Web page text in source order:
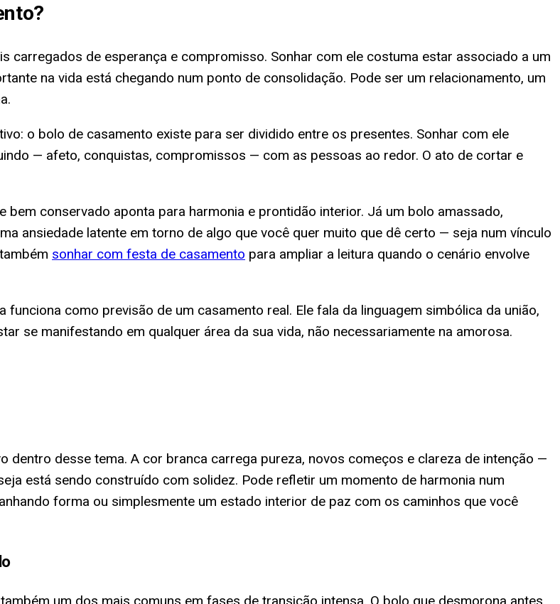
?
carregados de esperança e compromisso. Sonhar com ele costuma estar associado a um
na vida está chegando num ponto de consolidação. Pode ser um relacionamento, um
o bolo de casamento existe para ser dividido entre os presentes. Sonhar com ele
— afeto, conquistas, compromissos — com as pessoas ao redor. O ato de cortar e
conservado aponta para harmonia e prontidão interior. Já um bolo amassado,
ansiedade latente em torno de algo que você quer muito que dê certo — seja num vínculo
sonhar com festa de casamento para ampliar a leitura quando o cenário envolve
como previsão de um casamento real. Ele fala da linguagem simbólica da união,
se manifestando em qualquer área da sua vida, não necessariamente na amorosa.
dentro desse tema. A cor branca carrega pureza, novos começos e clareza de intenção —
está sendo construído com solidez. Pode refletir um momento de harmonia num
forma ou simplesmente um estado interior de paz com os caminhos que você
um dos mais comuns em fases de transição intensa. O bolo que desmorona antes